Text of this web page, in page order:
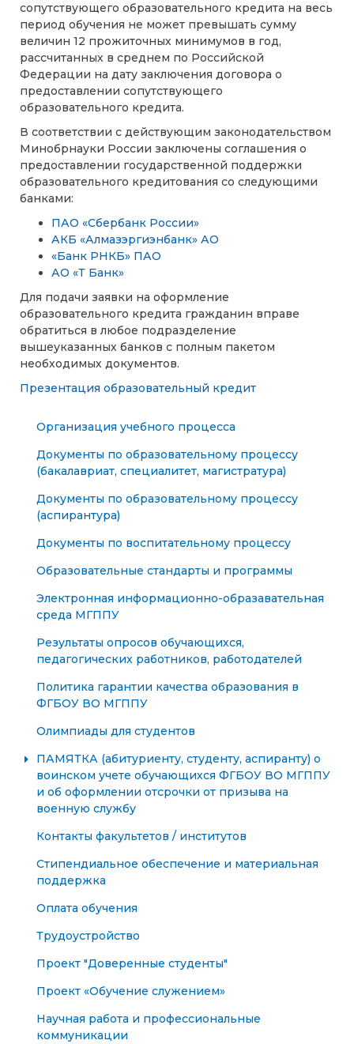
сопутствующего образовательного кредита на весь
период обучения не может превышать сумму
величин 12 прожиточных минимумов в год,
рассчитанных в среднем по Российской
Федерации на дату заключения договора о
предоставлении сопутствующего
образовательного кредита.
В соответствии с действующим законодательством
Минобрнауки России заключены соглашения о
предоставлении государственной поддержки
образовательного кредитования со следующими
банками:
ПАО «Сбербанк России»
АКБ «Алмазэргиэнбанк» АО
«Банк РНКБ» ПАО
АО «Т Банк»
Для подачи заявки на оформление
образовательного кредита гражданин вправе
обратиться в любое подразделение
вышеуказанных банков с полным пакетом
необходимых документов.
Презентация образовательный кредит
Организация учебного процесса
Документы по образовательному процессу
(бакалавриат, специалитет, магистратура)
Документы по образовательному процессу
(аспирантура)
Документы по воспитательному процессу
Образовательные стандарты и программы
Электронная информационно-образавательная
среда МГППУ
Результаты опросов обучающихся,
педагогических работников, работодателей
Политика гарантии качества образования в
ФГБОУ ВО МГППУ
Олимпиады для студентов
ПАМЯТКА (абитуриенту, студенту, аспиранту) о
воинском учете обучающихся ФГБОУ ВО МГППУ
и об оформлении отсрочки от призыва на
военную службу
Контакты факультетов / институтов
Стипендиальное обеспечение и материальная
поддержка
Оплата обучения
Трудоустройство
Проект "Доверенные студенты"
Проект «Обучение служением»
Научная работа и профессиональные
коммуникации